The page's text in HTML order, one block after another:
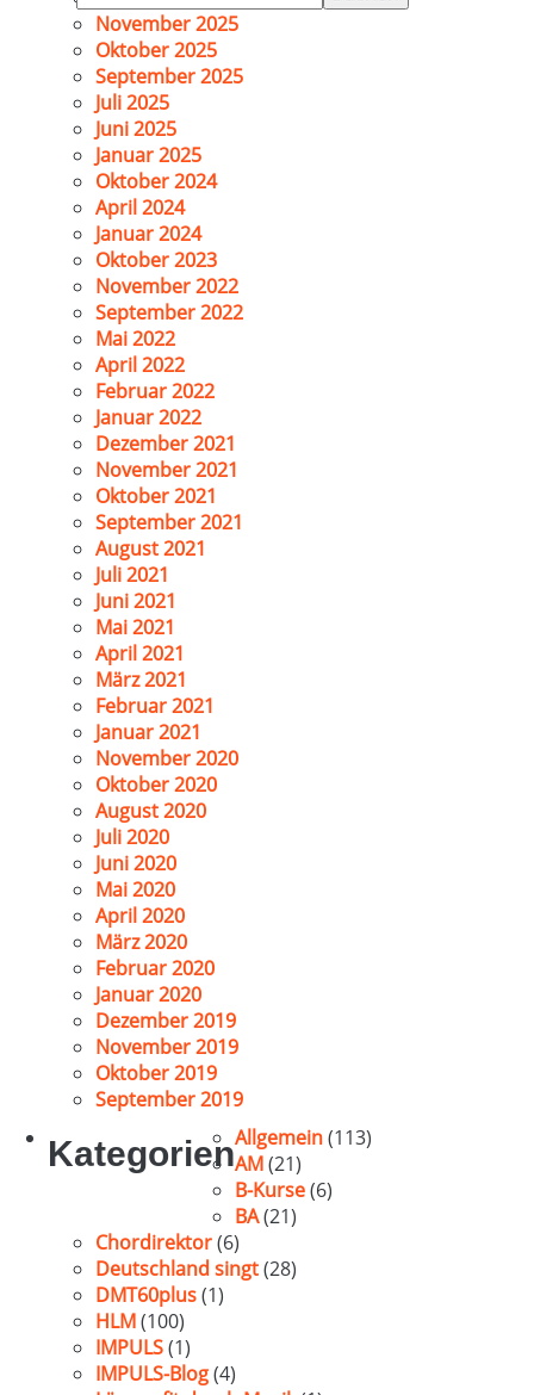
nach:
November 2025
Oktober 2025
September 2025
Juli 2025
Juni 2025
Januar 2025
Oktober 2024
April 2024
Januar 2024
Oktober 2023
November 2022
September 2022
Mai 2022
April 2022
Februar 2022
Januar 2022
Dezember 2021
November 2021
Oktober 2021
September 2021
August 2021
Juli 2021
Juni 2021
Mai 2021
April 2021
März 2021
Februar 2021
Januar 2021
November 2020
Oktober 2020
August 2020
Juli 2020
Juni 2020
Mai 2020
April 2020
März 2020
Februar 2020
Januar 2020
Dezember 2019
November 2019
Oktober 2019
September 2019
KategorienAllgemein(113)
AM(21)
B-Kurse(6)
BA(21)
Chordirektor(6)
Deutschland singt(28)
DMT60plus(1)
HLM(100)
IMPULS(1)
IMPULS-Blog(4)